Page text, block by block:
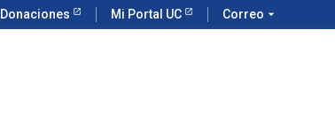
Donaciones Mi Portal UC Correo arrow_drop_down